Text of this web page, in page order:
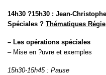
14h30 ?15h30 : Jean-
Spéciales ? Thématiques Régie
– Les opérations spéciales
– Mise en ?uvre et exemples
15h30-15h45 : Pause